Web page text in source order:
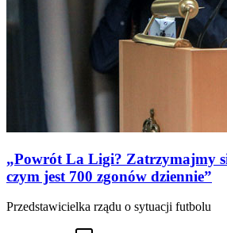
„Powrót La Ligi? Zatrzymajmy
czym jest 700 zgonów dziennie”
Przedstawicielka rządu o sytuacji futbolu